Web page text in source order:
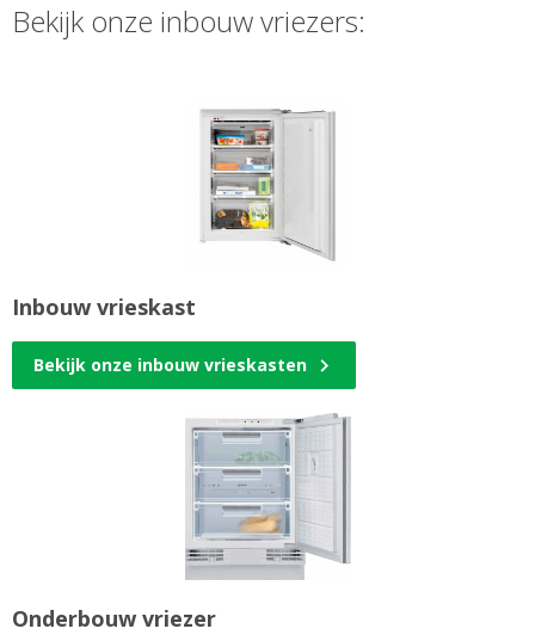
Bekijk onze inbouw vriezers:
Inbouw vrieskast
Bekijk onze inbouw vrieskasten
Onderbouw vriezer